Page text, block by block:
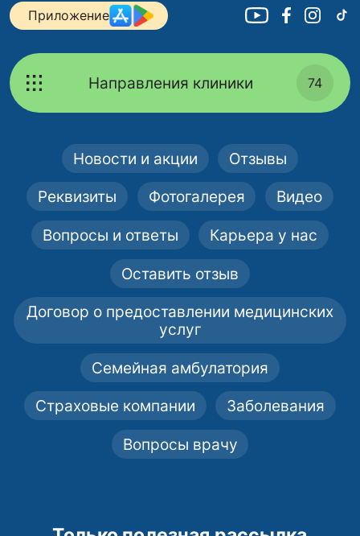
Приложение
Направления клиники 74
Новости и акции Отзывы
Реквизиты Фотогалерея Видео
Вопросы и ответы Карьера у нас
Оставить отзыв
Договор о предоставлении медицинских
услуг
Семейная амбулатория
Страховые компании Заболевания
Вопросы врачу